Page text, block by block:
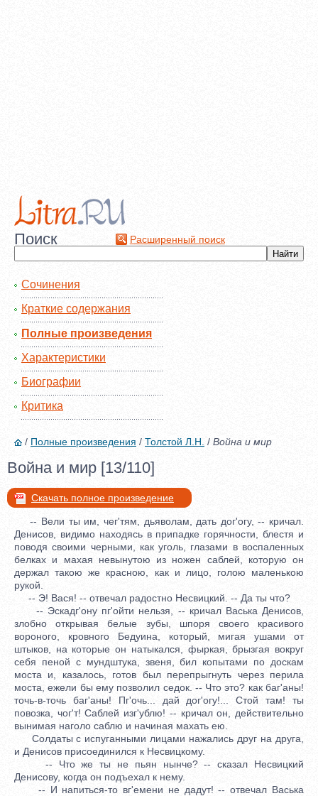
Поиск Расширенный поиск
Сочинения
Краткие содержания
Полные произведения
Характеристики
Биографии
Критика
/ Полные произведения / Толстой Л.Н. / Война и мир
Война и мир [13/110]
Скачать полное произведение
-- Вели ты им, чег'тям, дьяволам, дать дог'огу, -- кричал.
Денисов, видимо находясь в припадке горячности, блестя и
поводя своими черными, как уголь, глазами в воспаленных
белках и махая невынутою из ножен саблей, которую он
держал такою же красною, как и лицо, голою маленькою
рукой.
-- Э! Вася! -- отвечал радостно Несвицкий. -- Да ты что?
-- Эскадг'ону пг'ойти нельзя, -- кричал Васька Денисов,
злобно открывая белые зубы, шпоря своего красивого
вороного, кровного Бедуина, который, мигая ушами от
штыков, на которые он натыкался, фыркая, брызгая вокруг
себя пеной с мундштука, звеня, бил копытами по доскам
моста и, казалось, готов был перепрыгнуть через перила
моста, ежели бы ему позволил седок. -- Что это? как баг'аны!
точь-в-точь баг'аны! Пг'очь... дай дог'огу!... Стой там! ты
повозка, чог'т! Саблей изг'ублю! -- кричал он, действительно
вынимая наголо саблю и начиная махать ею.
Солдаты с испуганными лицами нажались друг на друга,
и Денисов присоединился к Несвицкому.
-- Что же ты не пьян нынче? -- сказал Несвицкий
Денисову, когда он подъехал к нему.
-- И напиться-то вг'емени не дадут! -- отвечал Васька